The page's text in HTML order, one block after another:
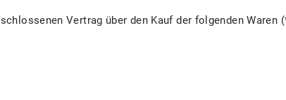
Vertrag über den Kauf der folgenden Waren